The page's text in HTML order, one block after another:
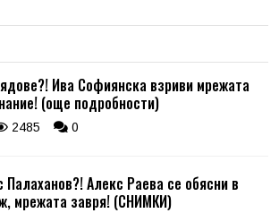
Ива Софиянска взриви мрежата
(още подробности)
2485 0
Алекс Раева се обясни в
мрежата завря! (СНИМКИ)